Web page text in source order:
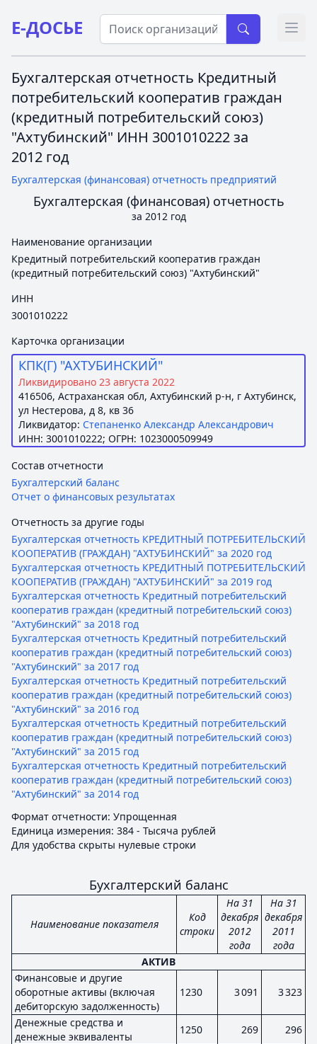
Е-ДОСЬЕ
Бухгалтерская отчетность Кредитный
потребительский кооператив граждан
(кредитный потребительский союз)
"Ахтубинский" ИНН 3001010222 за
2012 год
Бухгалтерская (финансовая) отчетность предприятий
Бухгалтерская (финансовая) отчетность
за 2012 год
Наименование организации
Кредитный потребительский кооператив граждан
(кредитный потребительский союз) "Ахтубинский"
ИНН
3001010222
Карточка организации
КПК(Г) "АХТУБИНСКИЙ"
Ликвидировано 23 августа 2022
416506, Астраханская обл, Ахтубинский р-н, г Ахтубинск,
ул Нестерова, д 8, кв 36
Ликвидатор: Степаненко Александр Александрович
ИНН: 3001010222; ОГРН: 1023000509949
Состав отчетности
Бухгалтерский баланс
Отчет о финансовых результатах
Отчетность за другие годы
Бухгалтерская отчетность КРЕДИТНЫЙ ПОТРЕБИТЕЛЬСКИЙ
КООПЕРАТИВ (ГРАЖДАН) "АХТУБИНСКИЙ" за 2020 год
Бухгалтерская отчетность КРЕДИТНЫЙ ПОТРЕБИТЕЛЬСКИЙ
КООПЕРАТИВ (ГРАЖДАН) "АХТУБИНСКИЙ" за 2019 год
Бухгалтерская отчетность Кредитный потребительский
кооператив граждан (кредитный потребительский союз)
"Ахтубинский" за 2018 год
Бухгалтерская отчетность Кредитный потребительский
кооператив граждан (кредитный потребительский союз)
"Ахтубинский" за 2017 год
Бухгалтерская отчетность Кредитный потребительский
кооператив граждан (кредитный потребительский союз)
"Ахтубинский" за 2016 год
Бухгалтерская отчетность Кредитный потребительский
кооператив граждан (кредитный потребительский союз)
"Ахтубинский" за 2015 год
Бухгалтерская отчетность Кредитный потребительский
кооператив граждан (кредитный потребительский союз)
"Ахтубинский" за 2014 год
Формат отчетности: Упрощенная
Единица измерения: 384 - Тысяча рублей
Для удобства скрыты нулевые строки
Бухгалтерский баланс
Наименование показателя
Код
строки
На 31
декабря
2012
года
На 31
декабря
2011
года
АКТИВ
Финансовые и другие
оборотные активы (включая
дебиторскую задолженность)
1230 3 091 3 323
Денежные средства и
денежные эквиваленты
1250 269
296